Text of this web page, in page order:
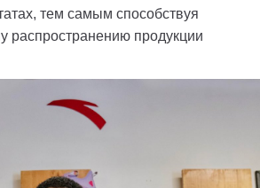
тем самым способствуя
распространению продукции